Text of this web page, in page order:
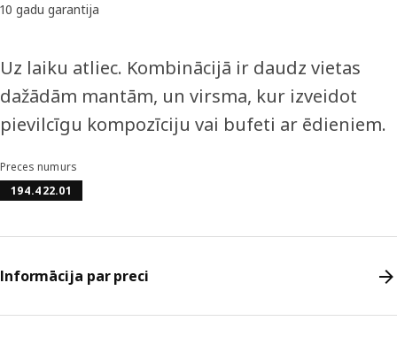
10 gadu garantija
Uz laiku atliec. Kombinācijā ir daudz vietas
dažādām mantām, un virsma, kur izveidot
pievilcīgu kompozīciju vai bufeti ar ēdieniem.
Preces numurs
194.422.01
Informācija par preci